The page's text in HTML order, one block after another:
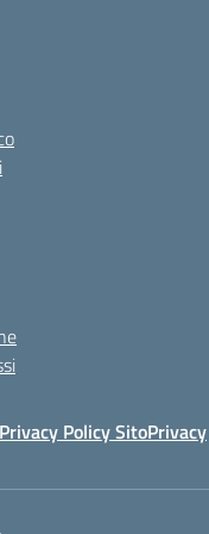
Privacy Policy SitoPrivacy